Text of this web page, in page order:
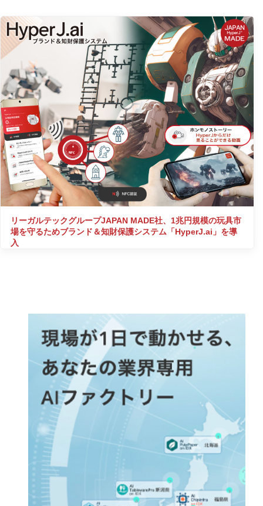
リーガルテックグループJAPAN MADE社、1兆円規模の玩具市
場を守るためブランド＆知財保護システム「HyperJ.ai」を導
入